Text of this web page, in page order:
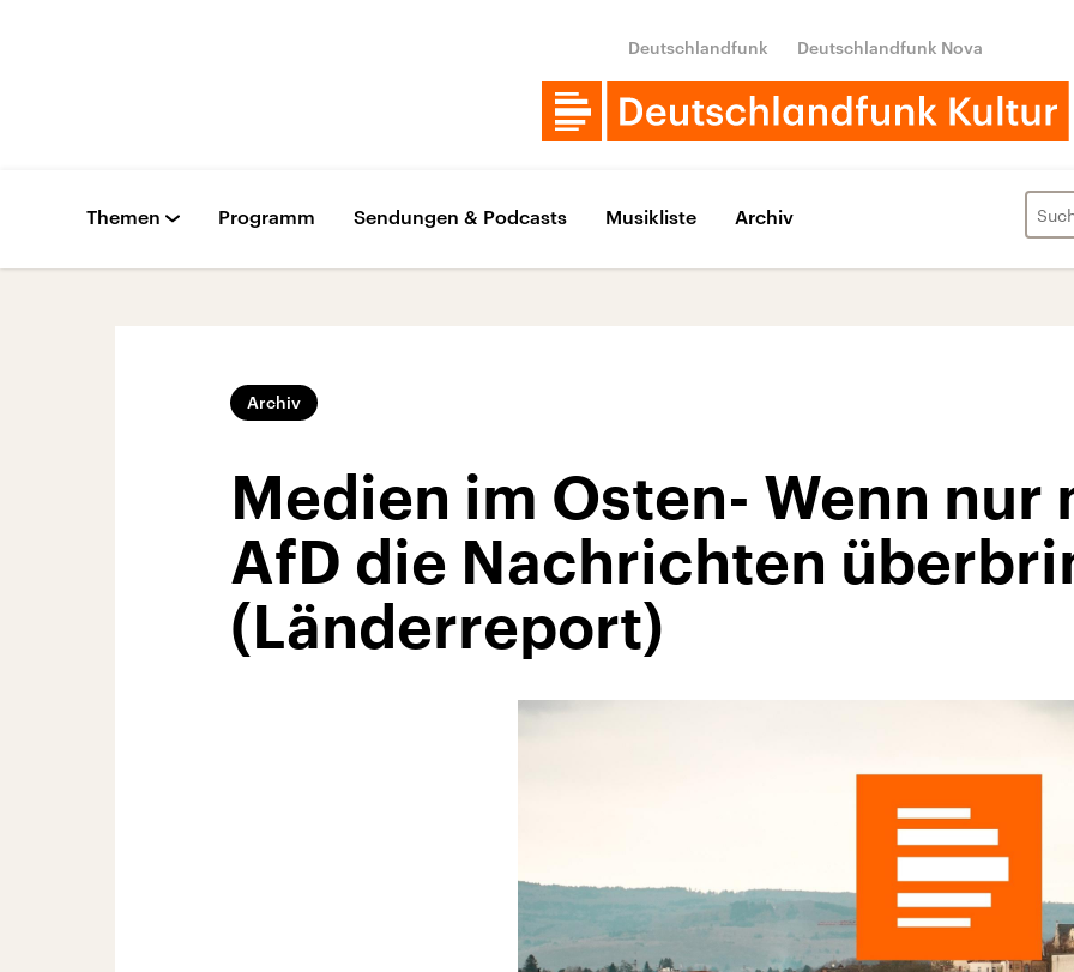
Deutschlandfunk Deutschlandfunk Nova
Themen Programm Sendungen & Podcasts Musikliste Archiv
Archiv
Medien im Osten- Wenn nur
AfD die Nachrichten
(Länderreport)